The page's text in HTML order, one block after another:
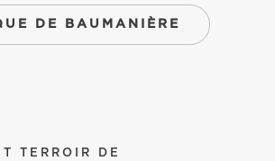
DE BAUMANIÈRE
TERROIR DE